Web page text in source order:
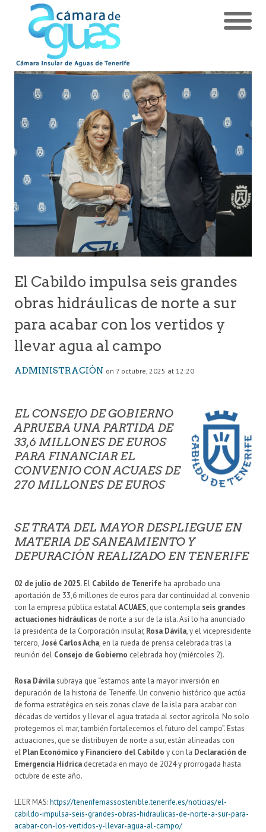
El Cabildo impulsa seis grandes
obras hidráulicas de norte a sur
para acabar con los vertidos y
llevar agua al campo
ADMINISTRACIÓN on 7 octubre, 2025 at 12:20
EL CONSEJO DE GOBIERNO
APRUEBA UNA PARTIDA DE
33,6 MILLONES DE EUROS
PARA FINANCIAR EL
CONVENIO CON ACUAES DE
270 MILLONES DE EUROS
SE TRATA DEL MAYOR DESPLIEGUE EN
MATERIA DE SANEAMIENTO Y
DEPURACIÓN REALIZADO EN TENERIFE
02 de julio de 2025. El Cabildo de Tenerife ha aprobado una
aportación de 33,6 millones de euros para dar continuidad al convenio
con la empresa pública estatalACUAES, que contempla seis grandes
actuaciones hidráulicas de norte a sur de la isla. Así lo ha anunciado
la presidenta de la Corporación insular, Rosa Dávila, y el vicepresidente
tercero, José Carlos Acha, en la rueda de prensa celebrada tras la
reunión del Consejo de Gobierno celebrada hoy (miércoles 2).
Rosa Dávilasubraya que “estamos ante la mayor inversión en
depuración de la historia de Tenerife. Un convenio histórico que actúa
de forma estratégica en seis zonas clave de la isla para acabar con
décadas de vertidos y llevar el agua tratada al sector agrícola. No solo
protegemos el mar, también fortalecemos el futuro del campo”. Estas
actuaciones, que se distribuyen de norte a sur, están alineadas con
el Plan Económico y Financiero del Cabildo y con la Declaración de
Emergencia Hídrica decretada en mayo de 2024 y prorrogada hasta
octubre de este año.
LEER MAS:https://tenerifemassostenible.tenerife.es/noticias/el-
cabildo-impulsa-seis-grandes-obras-hidraulicas-de-norte-a-sur-para-
acabar-con-los-vertidos-y-llevar-agua-al-campo/